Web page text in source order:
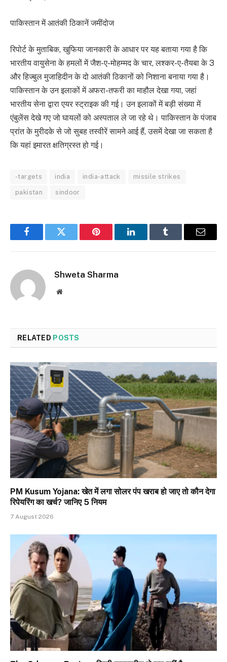
पाकिस्तान में आतंकी ठिकानें जमींदोज
रिपोर्ट के मुताबिक, खुफिया जानकारी के आधार पर यह बताया गया है कि
भारतीय वायुसेना के हमलों में जैश-ए-मोहम्मद के चार, लश्कर-ए-तैयबा के 3
और हिज्बुल मुजाहिदीन के दो आतंकी ठिकानों को निशाना बनाया गया है।
पाकिस्तान के उन इलाकों में अफरा-तफरी का माहौल देखा गया, जहां
भारतीय सेना द्वारा एयर स्ट्राइक की गई। उन इलाकों में बड़ी संख्या में
एंबुलेंस देखे गए जो घायलों को अस्पताल ले जा रहे थे। पाकिस्तान के पंजाब
प्रांत के मुरीदके से जो सुबह तस्वीरें सामने आई हैं, उसमें देखा जा सकता है
कि यहां इमारत क्षतिग्रस्त हो गई।
-targets india india-attack missile strikes
pakistan sindoor
FacebookTwitter Pinterest LinkedInTumblr Email
Shweta Sharma
Website
RELATED POSTS
PM Kusum Yojana: खेत में लगा सोलर पंप खराब हो जाए तो कौन देगा
रिपेयरिंग का खर्च? जानिए 5 नियम
7 August 2026